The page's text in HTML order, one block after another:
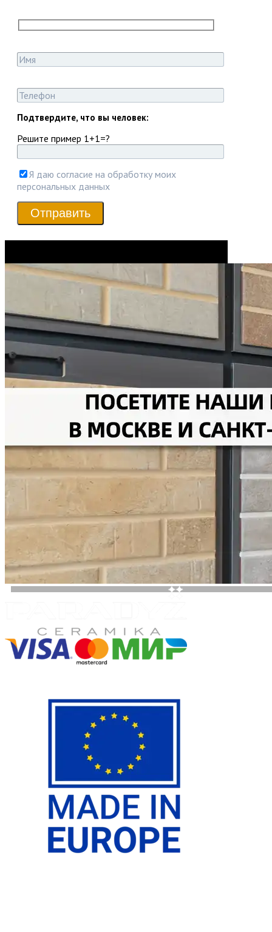
Подтвердите, что вы человек:
Решите пример 1+1=?
Я даю согласие на обработку моих
персональных данных
Отправить